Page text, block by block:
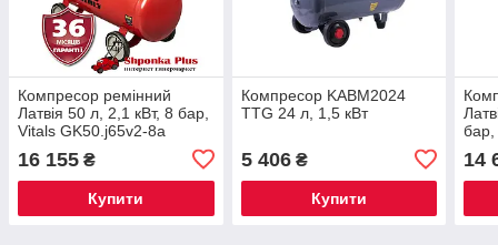
Компресор ремінний
Латвія 50 л, 2,1 кВт, 8 бар,
Vitals GK50.j65v2-8a
16 155 ₴
Купити
Компресор KABM2024
TTG 24 л, 1,5 кВт
5 406₴
Купити
бар,
14